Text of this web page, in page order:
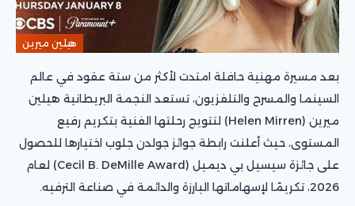
هيلين ميرين
بعد مسيرة مهنية حافلة امتدت لأكثر من ستة عقود في عالم
السينما والمسرح والتلفزيون، تستعد النجمة البريطانية هيلين
ميرين (Helen Mirren) لتتويج رحلتها الفنية بتكريم رفيع
المستوى، حيث أعلنت رابطة جوائز جولدن جلوب اختيارها للحصول
على جائزة سيسيل بي ديميل (Cecil B. DeMille Award) لعام
2026، تكريمًا لإسهاماتها البارزة والدائمة في صناعة الترفيه.